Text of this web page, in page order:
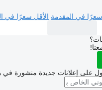
سعرًا في المقدمة الأقل سعرًا في
على إعلانات جديدة منشورة في